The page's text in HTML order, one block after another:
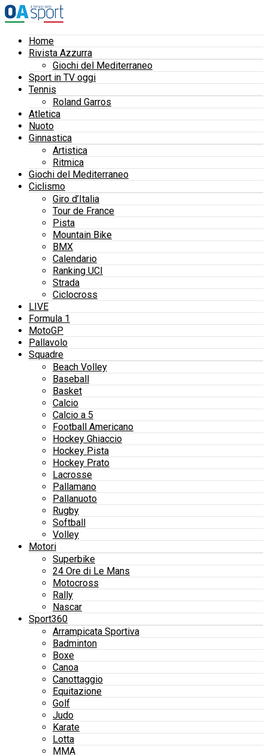
Home
Rivista Azzurra
Giochi del Mediterraneo
Sport in TV oggi
Tennis
Roland Garros
Atletica
Nuoto
Ginnastica
Artistica
Ritmica
Giochi del Mediterraneo
Ciclismo
Giro d’Italia
Tour de France
Pista
Mountain Bike
BMX
Calendario
Ranking UCI
Strada
Ciclocross
LIVE
Formula 1
MotoGP
Pallavolo
Squadre
Beach Volley
Baseball
Basket
Calcio
Calcio a 5
Football Americano
Hockey Ghiaccio
Hockey Pista
Hockey Prato
Lacrosse
Pallamano
Pallanuoto
Rugby
Softball
Volley
Motori
Superbike
24 Ore di Le Mans
Motocross
Rally
Nascar
Sport360
Arrampicata Sportiva
Badminton
Boxe
Canoa
Canottaggio
Equitazione
Golf
Judo
Karate
Lotta
MMA